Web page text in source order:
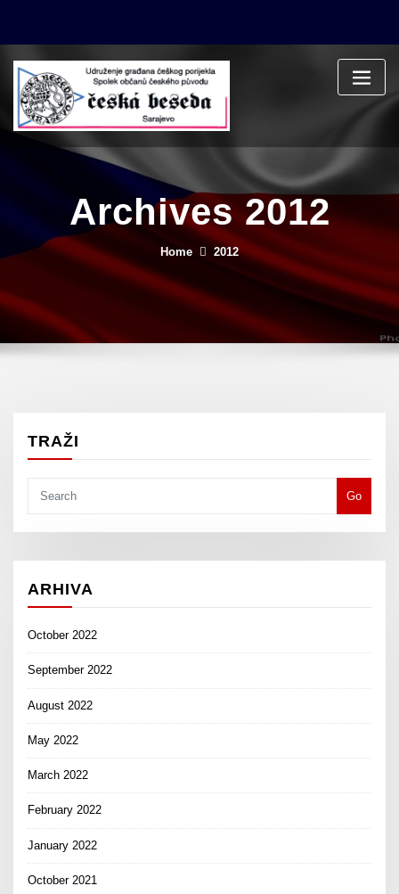
content
Archives 2012
Home 2012
TRAŽI
Go
ARHIVA
October 2022
September 2022
August 2022
May 2022
March 2022
February 2022
January 2022
October 2021